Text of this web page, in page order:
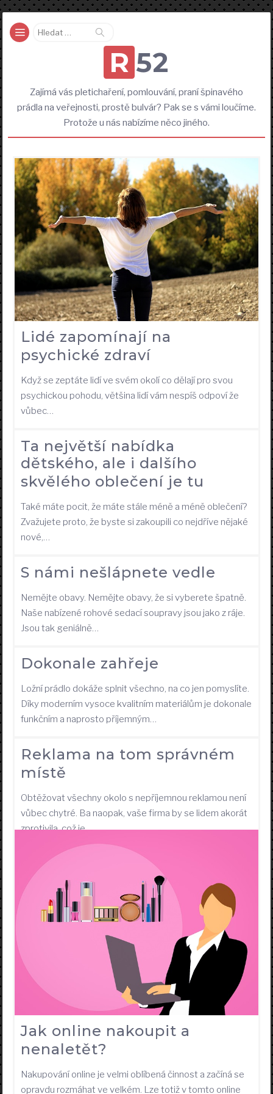
Vyhledávání
R52
Zajímá vás pletichaření, pomlouvání, praní špinavého
prádla na veřejnosti, prostě bulvár? Pak se s vámi loučíme.
Protože u nás nabízíme něco jiného.
Lidé zapomínají na
psychické zdraví
Když se zeptáte lidí ve svém okolí co dělají pro svou
psychickou pohodu, většina lidí vám nespíš odpoví že
vůbec…
Ta největší nabídka
dětského, ale i dalšího
skvělého oblečení je tu
Také máte pocit, že máte stále méně a méně oblečení?
Zvažujete proto, že byste si zakoupili co nejdříve nějaké
nové,…
S námi nešlápnete vedle
Nemějte obavy. Nemějte obavy, že si vyberete špatně.
Naše nabízené rohové sedací soupravy jsou jako z ráje.
Jsou tak geniálně…
Dokonale zahřeje
Ložní prádlo dokáže splnit všechno, na co jen pomyslíte.
Díky moderním vysoce kvalitním materiálům je dokonale
funkčním a naprosto příjemným…
Reklama na tom správném
místě
Obtěžovat všechny okolo s nepříjemnou reklamou není
vůbec chytré. Ba naopak, vaše firma by se lidem akorát
zprotivila, což je…
Jak online nakoupit a
nenaletět?
Nakupování online je velmi oblíbená činnost a začíná se
opravdu rozmáhat ve velkém. Lze totiž v tomto online